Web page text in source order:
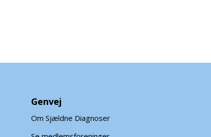
Genvej
Om Sjældne Diagnoser